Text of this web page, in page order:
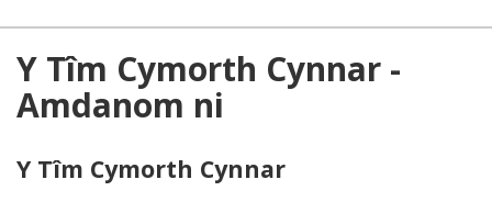
Y Tîm Cymorth Cynnar -
Amdanom ni
Y Tîm Cymorth Cynnar